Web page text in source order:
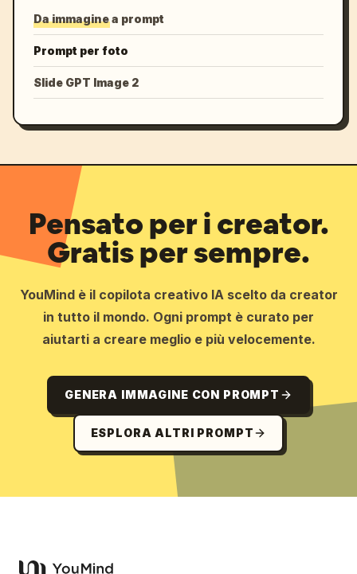
Da immagine a prompt
Prompt per foto
Slide GPT Image 2
Pensato per i creator.
Gratis per sempre.
YouMind è il copilota creativo IA scelto da creator
in tutto il mondo. Ogni prompt è curato per
aiutarti a creare meglio e più velocemente.
GENERA IMMAGINE CON PROMPT
ESPLORA ALTRI PROMPT